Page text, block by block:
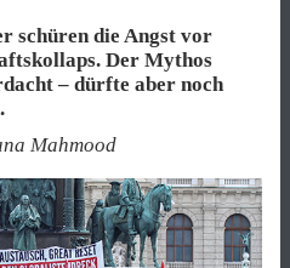
schüren die Angst vor
Der Mythos
– dürfte aber noch
Mahmood